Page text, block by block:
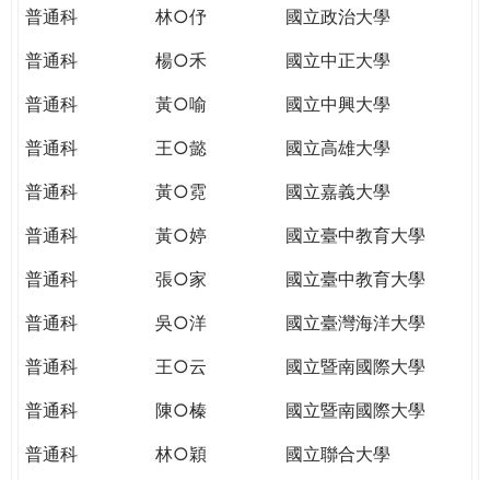
WAGOR
TODAY
THE
WORLD
PUTTING
YOU
普通科
林○伃
國立政治大學
普通科
楊○禾
國立中正大學
普通科
黃○喻
國立中興大學
普通科
王○懿
國立高雄大學
普通科
黃○霓
國立嘉義大學
普通科
黃○婷
國立臺中教育大學
普通科
張○家
國立臺中教育大學
普通科
吳○洋
國立臺灣海洋大學
普通科
王○云
國立暨南國際大學
普通科
陳○榛
國立暨南國際大學
普通科
林○穎
國立聯合大學